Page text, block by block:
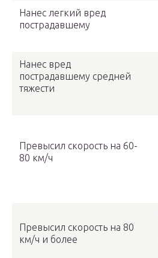
Нанес легкий вред
пострадавшему
Нанес вред
пострадавшему средней
тяжести
Превысил скорость на 60-
80 км/ч
Превысил скорость на 80
км/ч и более